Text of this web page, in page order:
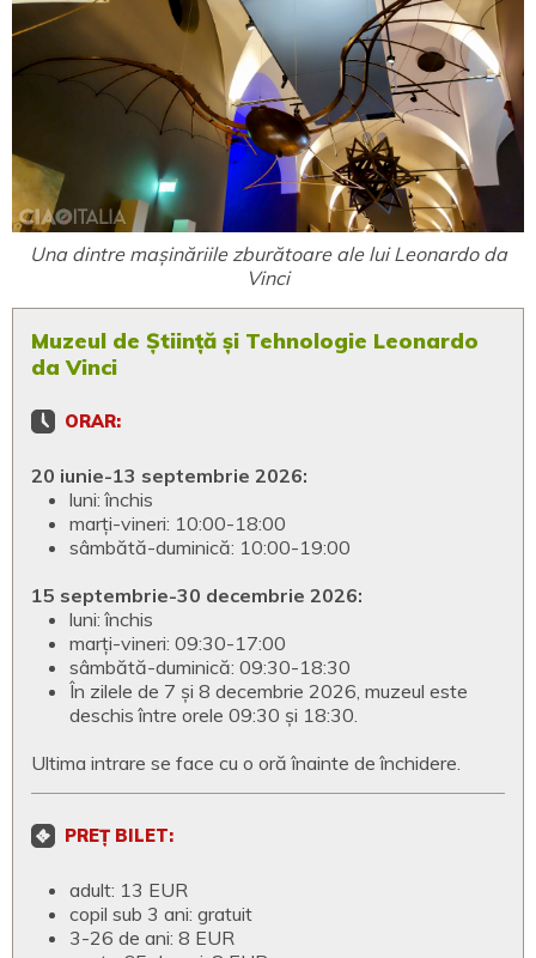
Una dintre mașinăriile zburătoare ale lui Leonardo da
Vinci
Muzeul de Știință și Tehnologie Leonardo
da Vinci
ORAR:
20 iunie-13 septembrie 2026:
luni: închis
marți-vineri: 10:00-18:00
sâmbătă-duminică: 10:00-19:00
15 septembrie-30 decembrie 2026:
luni: închis
marți-vineri: 09:30-17:00
sâmbătă-duminică: 09:30-18:30
În zilele de 7 și 8 decembrie 2026, muzeul este
deschis între orele 09:30 și 18:30.
Ultima intrare se face cu o oră înainte de închidere.
PREȚ BILET:
adult: 13 EUR
copil sub 3 ani: gratuit
3-26 de ani: 8 EUR